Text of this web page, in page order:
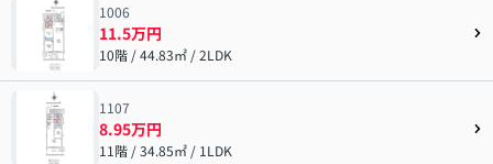
1006
11.5万円
10階 / 44.83㎡ / 2LDK
1107
8.95万円
11階 / 34.85㎡ / 1LDK